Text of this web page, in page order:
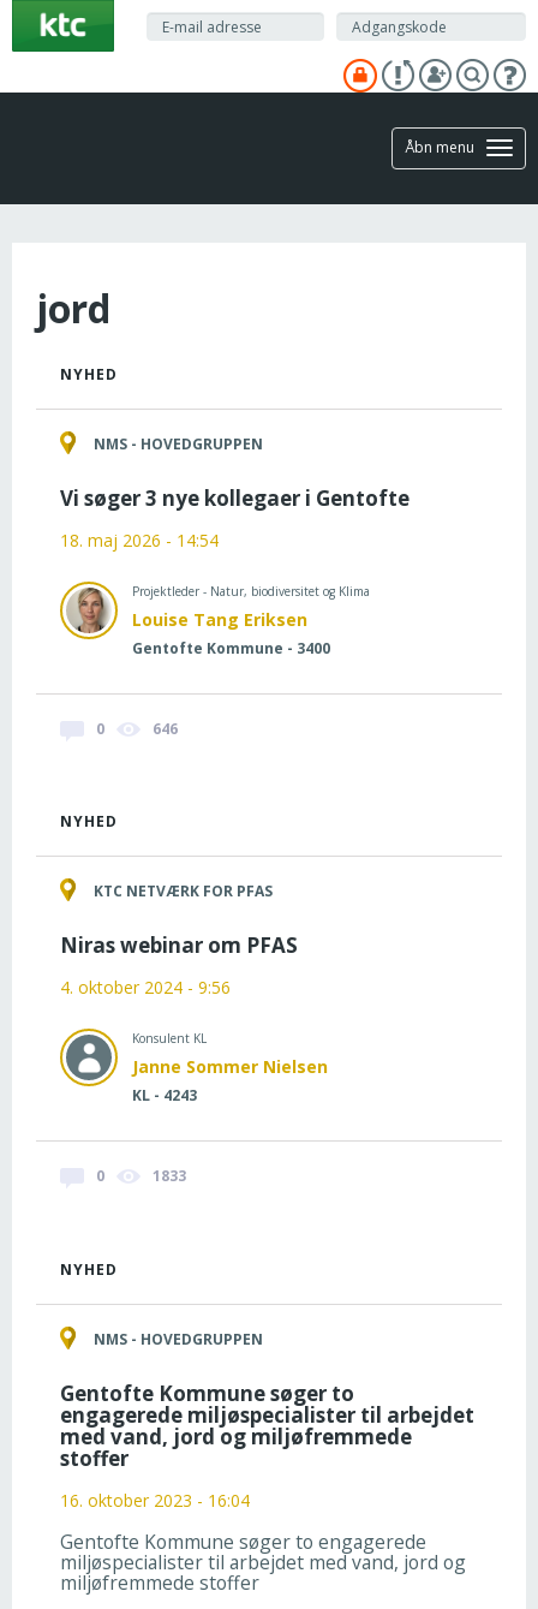
hovedindhold
Åbn menu
jord
NYHED
NMS - HOVEDGRUPPEN
Vi søger 3 nye kollegaer i Gentofte
18. maj 2026 - 14:54
Projektleder - Natur, biodiversitet og Klima
Louise Tang Eriksen
Gentofte Kommune - 3400
0 646
NYHED
KTC NETVÆRK FOR PFAS
Niras webinar om PFAS
4. oktober 2024 - 9:56
Konsulent KL
Janne Sommer Nielsen
KL - 4243
0 1833
NYHED
NMS - HOVEDGRUPPEN
Gentofte Kommune søger to
engagerede miljøspecialister til arbejdet
med vand, jord og miljøfremmede
stoffer
16. oktober 2023 - 16:04
Gentofte Kommune søger to engagerede
miljøspecialister til arbejdet med vand, jord og
miljøfremmede stoffer